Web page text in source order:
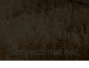
Sprawdź nas na